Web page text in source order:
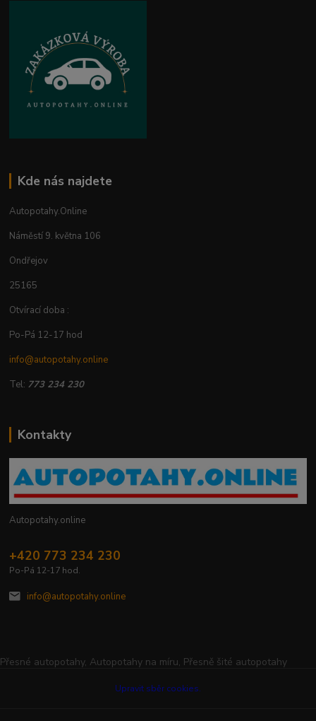
Kde nás najdete
Autopotahy.Online
Náměstí 9. května 106
Ondřejov
25165
Otvírací doba :
Po-Pá 12-17 hod
info@autopotahy.online
Tel: 773 234 230
Kontakty
Autopotahy.online
+420 773 234 230
Po-Pá 12-17 hod.
info@autopotahy.online
Přesné autopotahy, Autopotahy na míru, Přesně šité autopotahy
Upravit sběr cookies.